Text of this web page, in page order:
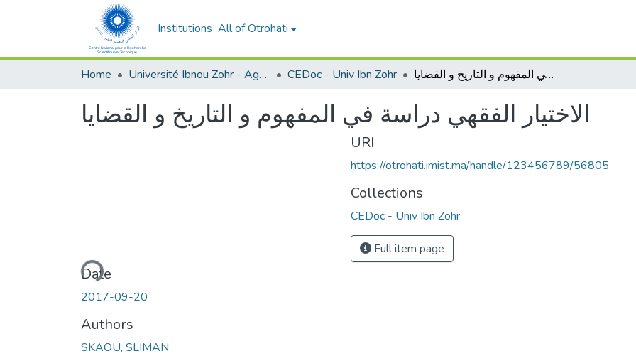
Institutions All of Otrohati
Home Université Ibnou Zohr - Agadir CEDoc - Univ Ibn Zohr الاختيار الفقهي دراسة في المفهوم و التاريخ و القضايا
الاختيار الفقهي دراسة في المفهوم و التاريخ و القضايا
Loading...
Date
2017-09-20
Authors
SKAOU, SLIMAN
URI
https://otrohati.imist.ma/handle/123456789/56805
Collections
CEDoc - Univ Ibn Zohr
Full item page